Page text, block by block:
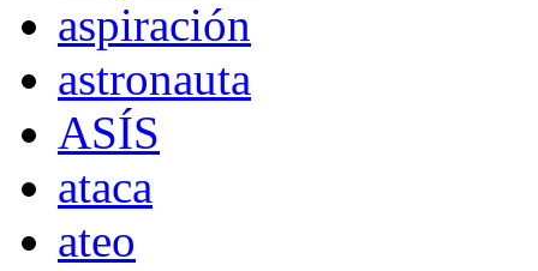
aspiración
astronauta
ASÍS
ataca
ateo